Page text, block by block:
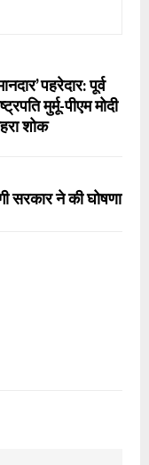
पहरेदार: पूर्व
मुर्मू-पीएम मोदी
शोक
सरकार ने की घोषणा